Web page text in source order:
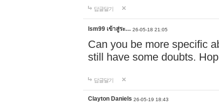
답글달기
lsm99 เข้าสู่ระ… 26-05-18 21:05
Can you be more specific
still have some doubts.
답글달기
Clayton Daniels 26-05-19 18:43